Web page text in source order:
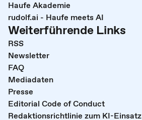
Haufe Akademie
rudolf.ai - Haufe meets AI
Weiterführende Links
RSS
Newsletter
FAQ
Mediadaten
Presse
Editorial Code of Conduct
Redaktionsrichtlinie zum KI-Einsatz